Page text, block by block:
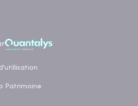
Patrimoine